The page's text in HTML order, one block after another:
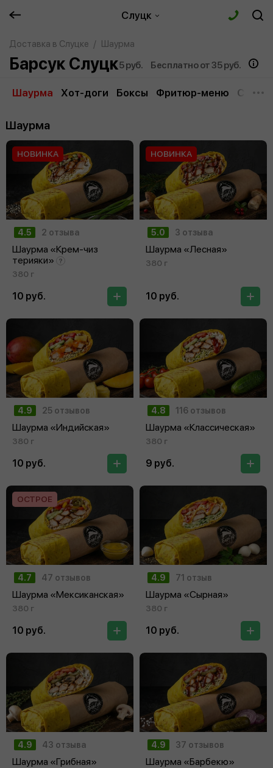
Слуцк
Доставка в Слуцке Шаурма
Барсук Слуцк5 руб. Бесплатно от 35 руб.
Шаурма Хот-доги Боксы Фритюр-меню Соусы
Шаурма
4.5 2 отзыва
Шаурма «Крем-чиз
терияки»
НОВИНКА
380 г
10 руб.
5.0 3 отзыва
Шаурма «Лесная»
НОВИНКА
380 г
10 руб.
4.9 25 отзывов
Шаурма «Индийская»
380 г
10 руб.
4.8 116 отзывов
Шаурма «Классическая»
380 г
9 руб.
4.7 47 отзывов
Шаурма «Мексиканская»
ОСТРОЕ
380 г
10 руб.
4.9 71 отзыв
Шаурма «Сырная»
380 г
10 руб.
4.9 43 отзыва
Шаурма «Грибная»
4.9 37 отзывов
Шаурма «Барбекю»